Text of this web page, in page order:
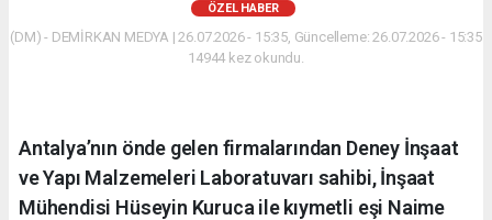
ÖZEL HABER
(DM) - DEMİRKAN MEDYA | 26.07.2026 - 15:35, Güncelleme: 26.07.2026 - 15:35
14944 kez okundu.
Antalya’nın önde gelen firmalarından Deney İnşaat
ve Yapı Malzemeleri Laboratuvarı sahibi, İnşaat
Mühendisi Hüseyin Kuruca ile kıymetli eşi Naime